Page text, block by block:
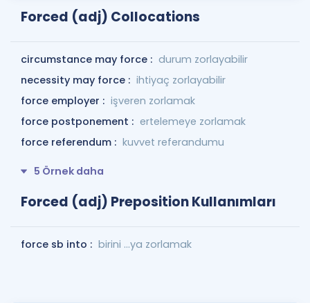
Forced (adj) Collocations
circumstance may force : durum zorlayabilir
necessity may force : ihtiyaç zorlayabilir
force employer : işveren zorlamak
force postponement : ertelemeye zorlamak
force referendum : kuvvet referandumu
5 Örnek daha
Forced (adj) Preposition Kullanımları
force sb into : birini ...ya zorlamak